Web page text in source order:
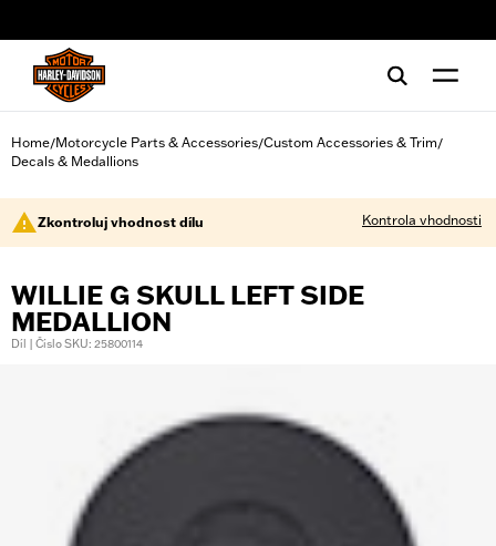
Home/Motorcycle Parts & Accessories/Custom Accessories & Trim/
Decals & Medallions
Zkontroluj vhodnost dílu Kontrola vhodnosti
WILLIE G SKULL LEFT SIDE
MEDALLION
Díl | Číslo SKU: 25800114